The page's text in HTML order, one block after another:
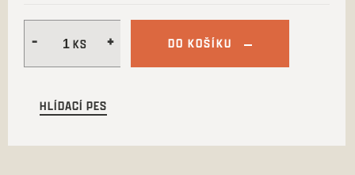
DO KOŠÍKU
HLÍDACÍ PES